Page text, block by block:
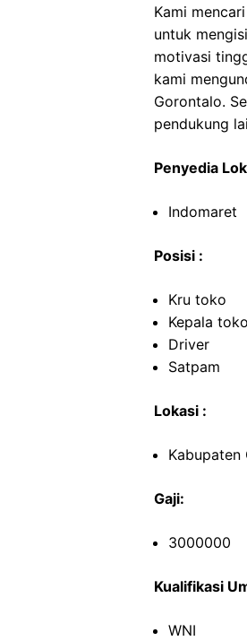
Kami
untuk
motivasi
kami
Gorontalo.
pendukung
Penyedia
Indomaret
Posisi :
Kru toko
Kepala toko
Driver
Satpam
Lokasi :
Gaji:
3000000
Kualifikasi
WNI